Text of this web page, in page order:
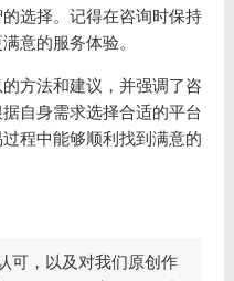
选择。记得在咨询时保持
意的服务体验。
方法和建议，并强调了咨
自身需求选择合适的平台
程中能够顺利找到满意的
可，以及对我们原创作